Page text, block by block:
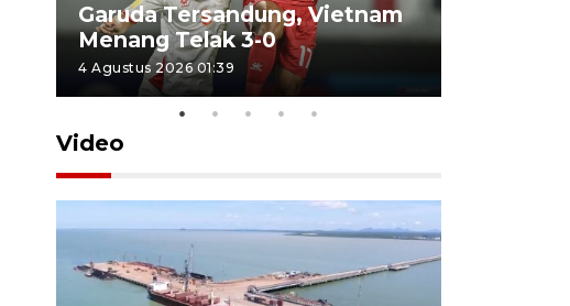
Garuda Tersandung, Vietnam
Menang Telak 3-0
4 Agustus 2026 01:39
Video